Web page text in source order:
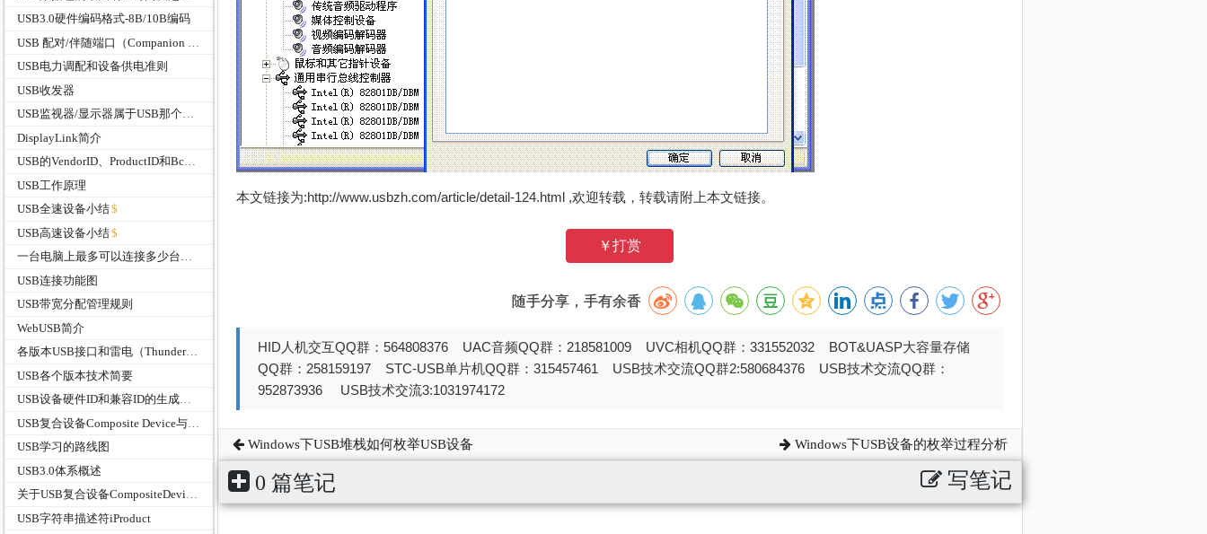
USB3.0硬件编码格式-8B/10B编码
USB电力调配和设备供电准则
USB收发器
USB监视器/显示器属于USB那个分支？
DisplayLink简介
USB的VendorID、ProductID和BcdDevice有什么作用
USB工作原理
USB全速设备小结
USB高速设备小结
一台电脑上最多可以连接多少台USB设备？
USB连接功能图
USB带宽分配管理规则
WebUSB简介
各版本USB接口和雷电（Thunderbolt）接口的速度
USB各个版本技术简要
USB设备硬件ID和兼容ID的生成规则介绍
USB学习的路线图
USB3.0体系概述
关于USB复合设备CompositeDevice的交待
USB字符串描述符iProduct
本文链接为:http://www.usbzh.com/article/detail-124.html ,欢迎转载，转载请附上本文链接。
￥打赏
随手分享，手有余香
HID人机交互QQ群：564808376 UAC音频QQ群：218581009 UVC相机QQ群：331552032 BOT&UASP大容量存储
QQ群：258159197 STC-USB单片机QQ群：315457461 USB技术交流QQ群2:580684376 USB技术交流QQ群：
952873936 USB技术交流3:1031974172
Windows下USB堆栈如何枚举USB设备 Windows下USB设备的枚举过程分析
0 篇笔记 写笔记